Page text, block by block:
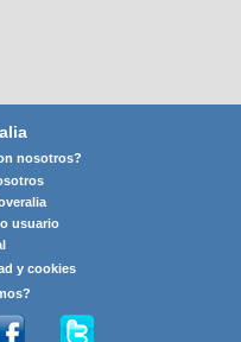
nosotros?
usuario
y cookies